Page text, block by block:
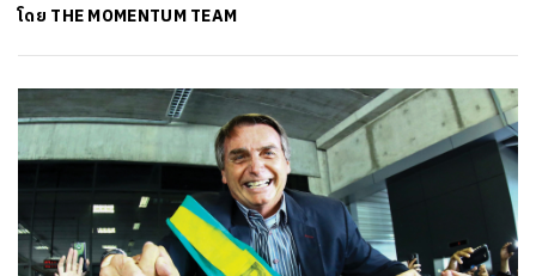
โดย THE MOMENTUM TEAM